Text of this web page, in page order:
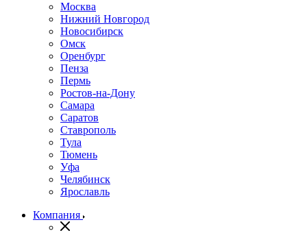
Москва
Нижний Новгород
Новосибирск
Омск
Оренбург
Пенза
Пермь
Ростов-на-Дону
Самара
Саратов
Ставрополь
Тула
Тюмень
Уфа
Челябинск
Ярославль
Компания